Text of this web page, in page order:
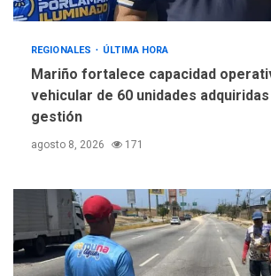
REGIONALES ÚLTIMA HORA
Mariño fortalece capacidad
vehicular de 60 unidades
gestión
agosto 8, 2026 171